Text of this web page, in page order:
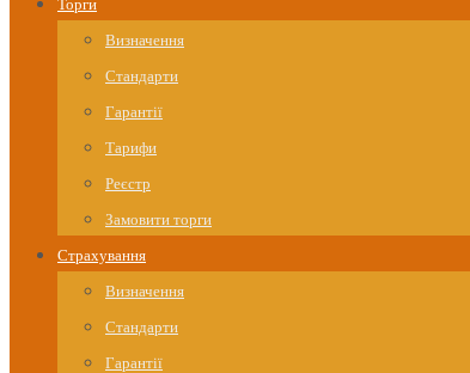
Торги
Визначення
Стандарти
Гарантії
Тарифи
Реєстр
Замовити торги
Страхування
Визначення
Стандарти
Гарантії